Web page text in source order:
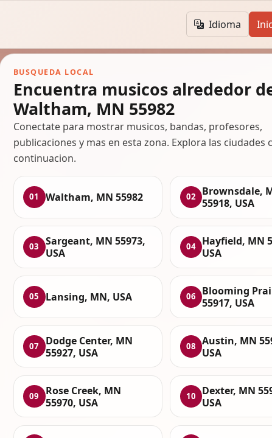
Idioma
BUSQUEDA LOCAL
Encuentra musicos alrededor
Waltham, MN 55982
Conectate para mostrar musicos, bandas, profesores,
publicaciones y mas en esta zona. Explora las ciudades
continuacion.
01 Waltham, MN 55982 02
Brownsdale,
55918, USA
03
Sargeant, MN 55973,
USA
04
Hayfield, MN
USA
05 Lansing, MN, USA 06
Blooming
55917, USA
07
Dodge Center, MN
55927, USA
08
Austin, MN
USA
09
Rose Creek, MN
55970, USA
10
Dexter, MN
USA